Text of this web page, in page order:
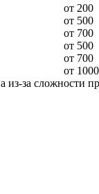
от 200
от 500
от 700
от 500
от 700
от 1000
из-за сложности